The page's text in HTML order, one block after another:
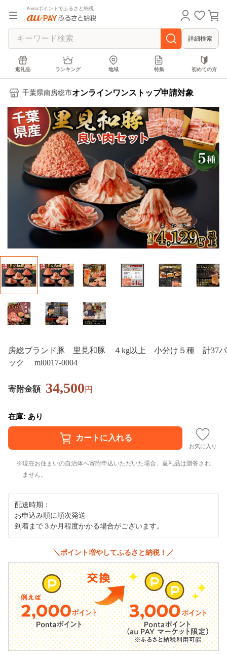
Pontaポイントでふるさと納税
詳細検索
返礼品 ランキング 地域 特集 初めての方
千葉県南房総市オンラインワンストップ申請対象
房総ブランド豚 里見和豚 ４kg以上 小分け５種 計37パ
ック mi0017-0004
寄附金額 34,500円
在庫: あり
お気に入り
現在お住まいの自治体へ寄附申込いただいた場合、返礼品は贈答され
ません。
配送時期：
お申込み順に順次発送
到着まで３か月程度かかる場合がございます。
＼ポイント増やしてふるさと納税！／